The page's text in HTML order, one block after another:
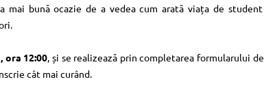
mai bună ocazie de a vedea cum arată viața de
ora 12:00, și se realizează prin completarea formularului
cât mai curând.